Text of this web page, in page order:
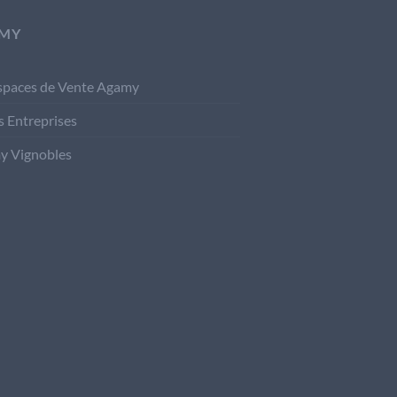
de Vente Agamy
Entreprises
Vignobles